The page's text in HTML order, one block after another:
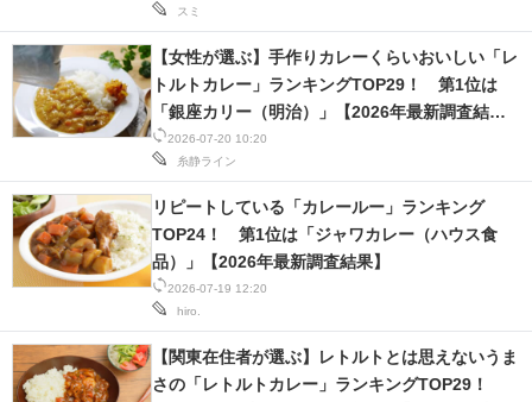
企業向けIT製品の総合サイト
IT製品の技術・比較・事例
製造業のIT導入・活用を支援
モノづくり技術者専門サイト
エレクトロニクス専門サイト
電子設計の基本と応用
建設×テクノロジーの最前線
スミ
2026-07-20 10:20
糸静ライン
【女性が選ぶ】手作りカレーくらいおいしい「レ
トルトカレー」ランキングTOP29！ 第1位は
「銀座カリー（明治）」【2026年最新調査結
果】
2026-07-19 12:20
hiro.
リピートしている「カレールー」ランキング
TOP24！ 第1位は「ジャワカレー（ハウス食
品）」【2026年最新調査結果】
【関東在住者が選ぶ】レトルトとは思えないうま
さの「レトルトカレー」ランキングTOP29！